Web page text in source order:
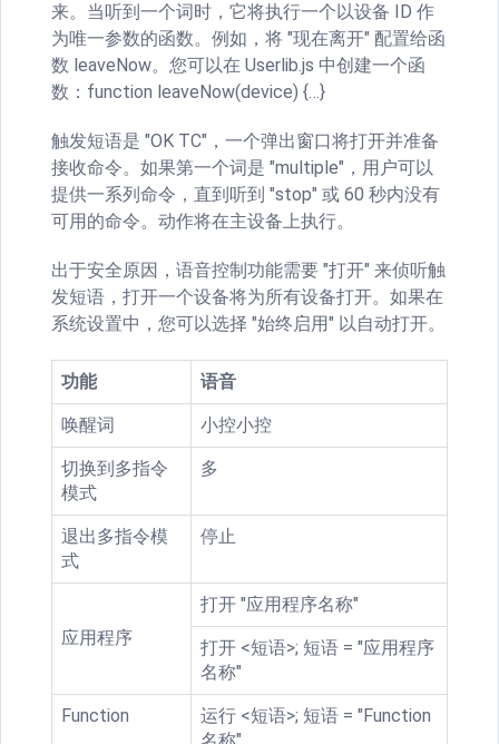
来。当听到一个词时，它将执行一个以设备 ID 作
为唯一参数的函数。例如，将 "现在离开" 配置给函
数 leaveNow。您可以在 Userlib.js 中创建一个函
数：function leaveNow(device) {…}
触发短语是 "OK TC"，一个弹出窗口将打开并准备
接收命令。如果第一个词是 "multiple"，用户可以
提供一系列命令，直到听到 "stop" 或 60 秒内没有
可用的命令。动作将在主设备上执行。
出于安全原因，语音控制功能需要 "打开" 来侦听触
发短语，打开一个设备将为所有设备打开。如果在
系统设置中，您可以选择 "始终启用" 以自动打开。
功能 语音
唤醒词 小控小控
切换到多指令
模式
多
退出多指令模
式
停止
应用程序
打开 "应用程序名称"
打开 <短语>; 短语 = "应用程序
名称"
Function
运行 <短语>; 短语 = "Function